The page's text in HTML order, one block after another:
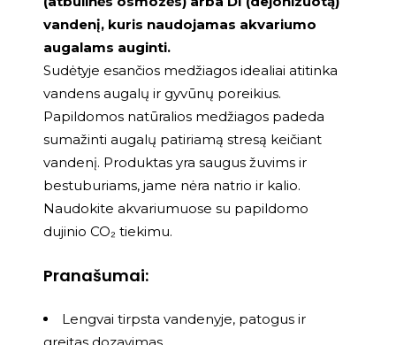
vandenį, kuris naudojamas akvariumo
augalams auginti.
Sudėtyje esančios medžiagos idealiai atitinka
vandens augalų ir gyvūnų poreikius.
Papildomos natūralios medžiagos padeda
sumažinti augalų patiriamą stresą keičiant
vandenį. Produktas yra saugus žuvims ir
bestuburiams, jame nėra natrio ir kalio.
Naudokite akvariumuose su papildomo
dujinio CO₂ tiekimu.
Pranašumai:
Lengvai tirpsta vandenyje, patogus ir